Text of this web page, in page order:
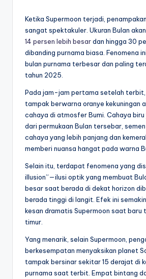
Ketika Supermoon terjadi,
sangat spektakuler. Ukuran Bulan
14 persen lebih besardan hingga 30
dibanding purnama biasa. Fenomena
bulan purnama terbesar dan paling
tahun 2025.
Pada jam-jam pertama setelah terbit,
tampak berwarna oranye kekuningan
cahaya di atmosfer Bumi. Cahaya
dari permukaan Bulan tersebar,
cahaya yang lebih panjang dan
memberi nuansa hangat pada warna
Selain itu, terdapat fenomena yang
illusion”—ilusi optik yang membuat
besar saat berada di dekat horizon
berada tinggi di langit. Efek ini
kesan dramatis Supermoon saat baru
timur.
Yang menarik, selain Supermoon,
berkesempatan menyaksikan planet
tampak bersinar sekitar 15 derajat di
purnama saat terbit. Empat bintang